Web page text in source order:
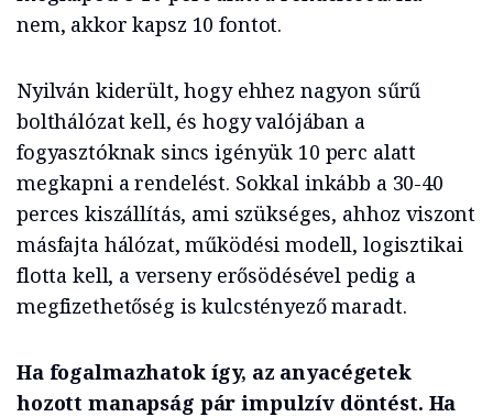
nem, akkor kapsz 10 fontot.
Nyilván kiderült, hogy ehhez nagyon sűrű
bolthálózat kell, és hogy valójában a
fogyasztóknak sincs igényük 10 perc alatt
megkapni a rendelést. Sokkal inkább a 30-40
perces kiszállítás, ami szükséges, ahhoz viszont
másfajta hálózat, működési modell, logisztikai
flotta kell, a verseny erősödésével pedig a
megfizethetőség is kulcstényező maradt.
Ha fogalmazhatok így, az anyacégetek
hozott manapság pár impulzív döntést. Ha